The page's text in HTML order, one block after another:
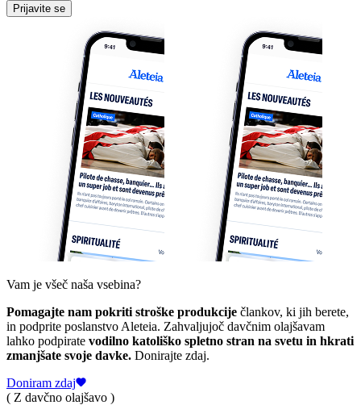
Prijavite se
Vam je všeč naša vsebina?
Pomagajte nam pokriti stroške produkcije člankov, ki jih berete,
in podprite poslanstvo Aleteia. Zahvaljujoč davčnim olajšavam
lahko podpirate vodilno katoliško spletno stran na svetu in hkrati
zmanjšate svoje davke. Donirajte zdaj.
Doniram zdaj
( Z davčno olajšavo )